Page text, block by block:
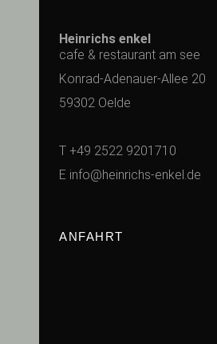
Heinrichs enkel
cafe & restaurant am see
Konrad-Adenauer-Allee 20
59302 Oelde
T +49 2522 9201710
E info@heinrichs-enkel.de
ANFAHRT